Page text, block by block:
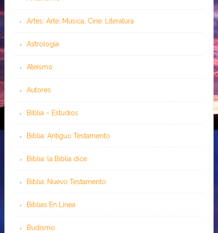
Artes: Arte, Música, Cine, Literatura
Astrología
Ateísmo
Autores
Biblia – Estudios
Biblia: Antiguo Testamento
Biblia: la Biblia dice
Biblia: Nuevo Testamento
Bíblias En Línea
Budismo